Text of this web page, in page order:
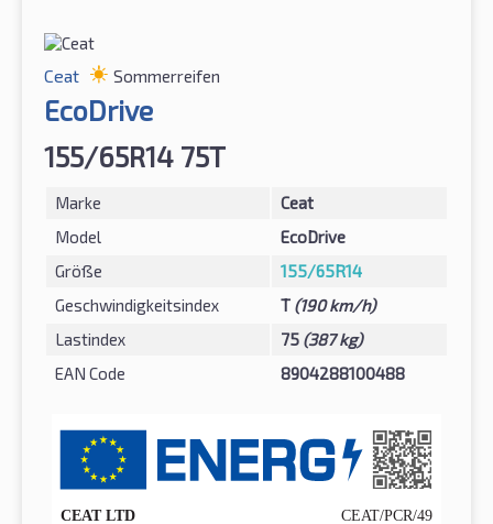
Ceat Sommerreifen
EcoDrive
155/65R14 75T
Marke
Ceat
Model
EcoDrive
Größe
155/65R14
Geschwindigkeitsindex
T (190 km/h)
Lastindex
75 (387 kg)
EAN Code
8904288100488